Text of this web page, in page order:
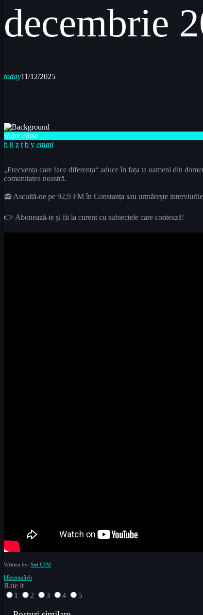
decembrie
today11/12/2025
share close
email
„Frecvența care face diferența“ aduce în fața ta oameni din
comunitatea noastră.
📻 Ascultă-ne pe 92,9 FM în Constanța sau urmărește
👉 Abonează-te și fii la curent cu subiectele care contează!
Written by: Stri CFM
email
Rate it
1
2 3 4 5